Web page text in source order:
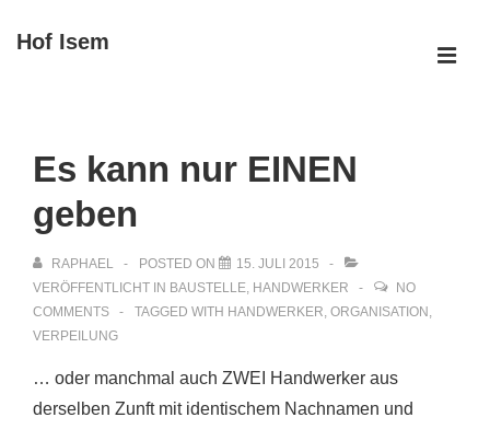
ZumHof Isem
Es kann nur EINEN
geben
RAPHAEL POSTED ON
15. JULI 2015
VERÖFFENTLICHT IN BAUSTELLE, HANDWERKER
NO
COMMENTS
TAGGED WITH HANDWERKER, ORGANISATION ,
VERPEILUNG
… oder manchmal auch ZWEI Handwerker aus
derselben Zunft mit identischem Nachnamen und